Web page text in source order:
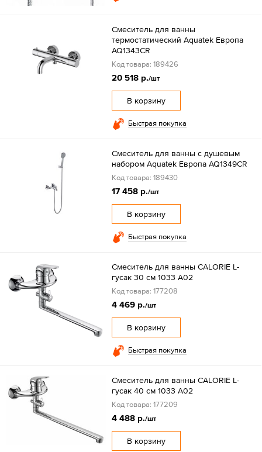
Смеситель для ванны
термостатический Aquatek Европа
AQ1343CR
Код товара: 189426
20 518 р./шт
В корзину
Быстрая покупка
Смеситель для ванны с душевым
набором Aquatek Европа AQ1349CR
Код товара: 189430
17 458 р./шт
В корзину
Быстрая покупка
Смеситель для ванны CALORIE L-
гусак 30 см 1033 А02
Код товара: 177208
4 469 р./шт
В корзину
Быстрая покупка
Смеситель для ванны CALORIE L-
гусак 40 см 1033 А02
Код товара: 177209
4 488 р./шт
В корзину